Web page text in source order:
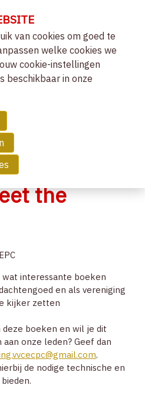
the
interessante boeken
en als vereniging
kijker zetten
deze boeken en wil je dit
onze leden? Geef dan
.
de nodige technische en
VVCEPC
EXPERIËNTIEEL
ACTIVITEITEN
ZOEK EEN THERAPEUT
van cookies om goed te
welke cookies we
cookie-instellingen
beschikbaar in onze